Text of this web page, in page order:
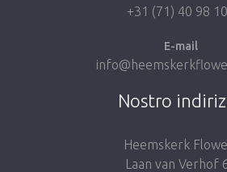
+31 (71) 40 98
E-mail
Nostro
Heemskerk
Laan van Verhof